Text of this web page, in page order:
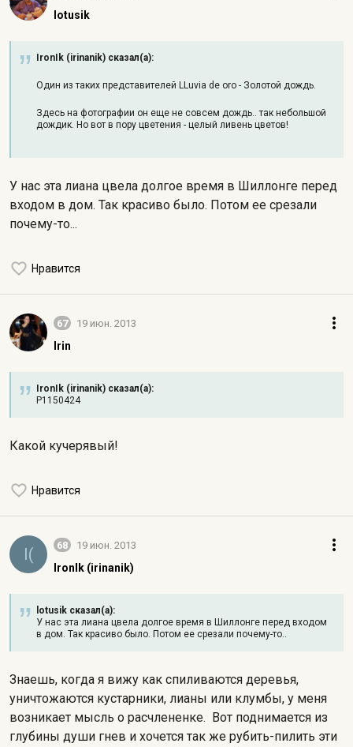
lotusik
IronIk (irinanik) сказал(а):
Один из таких представителей LLuvia de oro - Золотой дождь.
Здесь на фотографии он еще не совсем дождь.. так небольшой
дождик. Но вот в пору цветения - целый ливень цветов!
У нас эта лиана цвела долгое время в Шиллонге перед
входом в дом. Так красиво было. Потом ее срезали
почему-то...
Нравится
67 19 июн. 2013
Irin
IronIk (irinanik) сказал(а):
P1150424
Какой кучерявый!
Нравится
I( 68 19 июн. 2013
IronIk (irinanik)
lotusik сказал(а):
У нас эта лиана цвела долгое время в Шиллонге перед входом
в дом. Так красиво было. Потом ее срезали почему-то..
Знаешь, когда я вижу как спиливаются деревья,
уничтожаются кустарники, лианы или клумбы, у меня
возникает мысль о расчлененке. Вот поднимается из
глубины души гнев и хочется так же рубить-пилить эти